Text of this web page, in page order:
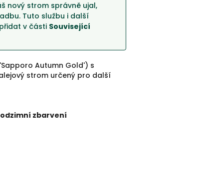
nový strom správně ujal,
Tuto službu i další
v části Související
Autumn Gold') s
strom určený pro další
zbarvení